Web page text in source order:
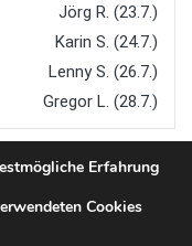
Jörg R. (23.7.)
Karin S. (24.7.)
Lenny S. (26.7.)
Gregor L. (28.7.)
Erfahrung
Cookies